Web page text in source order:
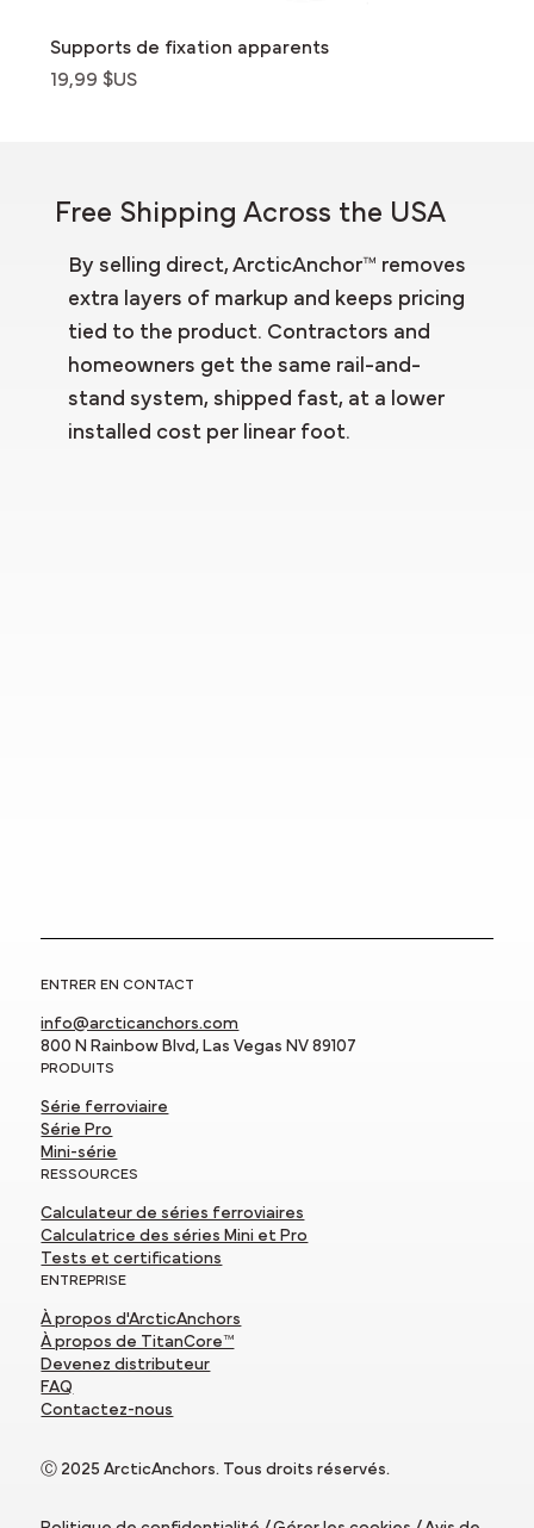
Free Shipping Across the USA
By selling direct, ArcticAnchor™ removes
extra layers of markup and keeps pricing
tied to the product. Contractors and
homeowners get the same rail-and-
stand system, shipped fast, at a lower
installed cost per linear foot.
Supports de fixation apparents
Prix
19,99 $US
ENTRER EN CONTACT
info@arcticanchors.com
800 N Rainbow Blvd, Las Vegas NV 89107
PRODUITS
Série ferroviaire
Série Pro
Mini-série
RESSOURCES
Calculateur de séries ferroviaires
Calculatrice des séries Mini et Pro
Tests et certifications
ENTREPRISE
À propos d'ArcticAnchors
À propos de TitanCore™
Devenez distributeur
FAQ
Contactez-nous
Ⓒ 2025 ArcticAnchors. Tous droits réservés.